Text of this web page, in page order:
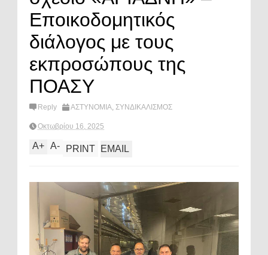
Εποικοδομητικός
διάλογος με τους
εκπροσώπους της
ΠΟΑΣΥ
Reply ΑΣΤΥΝΟΜΙΑ, ΣΥΝΔΙΚΑΛΙΣΜΟΣ
Οκτωβρίου 16, 2025
A+ A- PRINT EMAIL